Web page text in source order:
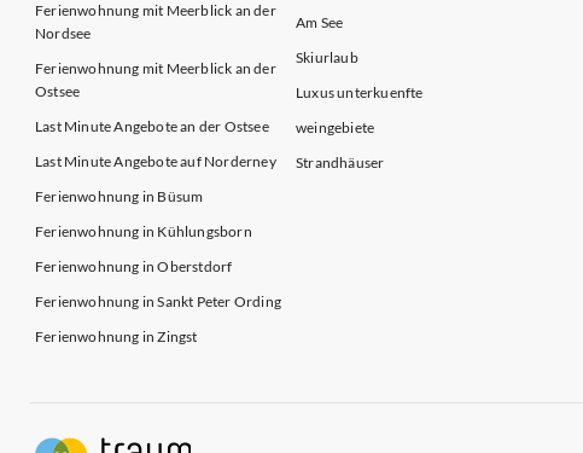
Ferienwohnung mit Meerblick an der
Nordsee
Ferienwohnung mit Meerblick an der
Ostsee
Last Minute Angebote an der Ostsee
Last Minute Angebote auf Norderney
Ferienwohnung in Büsum
Ferienwohnung in Kühlungsborn
Ferienwohnung in Oberstdorf
Ferienwohnung in Sankt Peter Ording
Ferienwohnung in Zingst
Am See
Skiurlaub
Luxus unterkuenfte
weingebiete
Strandhäuser